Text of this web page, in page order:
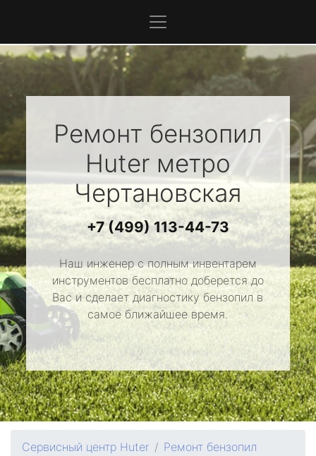
Ремонт бензопил
Huterметро
Чертановская
+7 (499) 113-44-73
Наш инженер с полным инвентарем
инструментов бесплатно доберется до
Вас и сделает диагностику бензопил в
самое ближайшее время.
Сервисный центр Huter
Ремонт бензопил